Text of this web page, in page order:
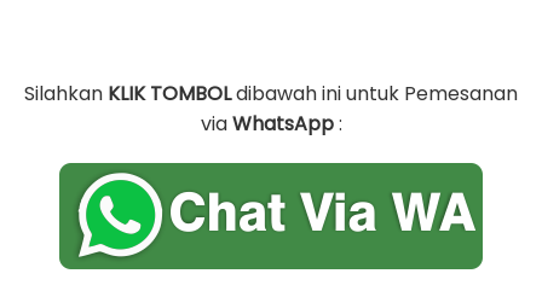
Silahkan KLIK TOMBOLdibawah ini untuk Pemesanan
viaWhatsApp: